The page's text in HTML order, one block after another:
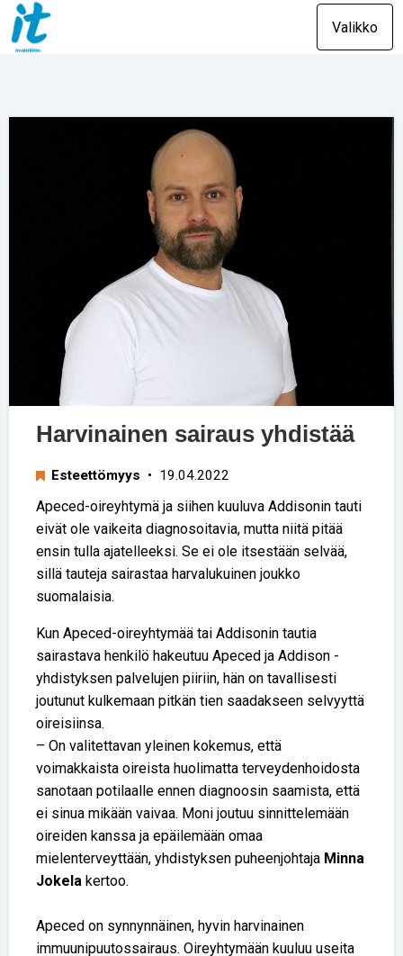
Valikko
Harvinainen sairaus yhdistää
Esteettömyys • 19.04.2022
Apeced-oireyhtymä ja siihen kuuluva Addisonin tauti
eivät ole vaikeita diagnosoitavia, mutta niitä pitää
ensin tulla ajatelleeksi. Se ei ole itsestään selvää,
sillä tauteja sairastaa harvalukuinen joukko
suomalaisia.
Kun Apeced-oireyhtymää tai Addisonin tautia
sairastava henkilö hakeutuu Apeced ja Addison -
yhdistyksen palvelujen piiriin, hän on tavallisesti
joutunut kulkemaan pitkän tien saadakseen selvyyttä
oireisiinsa.
– On valitettavan yleinen kokemus, että
voimakkaista oireista huolimatta terveydenhoidosta
sanotaan potilaalle ennen diagnoosin saamista, että
ei sinua mikään vaivaa. Moni joutuu sinnittelemään
oireiden kanssa ja epäilemään omaa
mielenterveyttään, yhdistyksen puheenjohtaja Minna
Jokela kertoo.
Apeced on synnynnäinen, hyvin harvinainen
immuunipuutossairaus. Oireyhtymään kuuluu useita